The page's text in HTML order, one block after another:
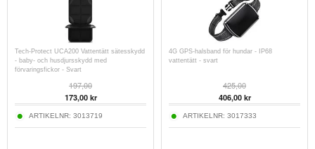
Tech-Protect UCA200 Vattentätt sätesskydd
- baby- och husdjursskydd med
förvaringsfickor - Svart
197,00
173,00kr
ARTIKELNR: 3013719
4G GPS-halsband för hundar - IP68
vattentätt - svart
425,00
406,00kr
ARTIKELNR: 3017333